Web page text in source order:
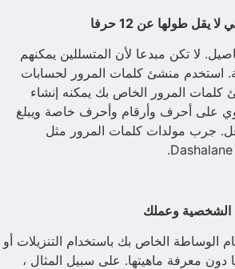
لا تكن مبدعا لأن المتسللين يمكنهم
استخدم منشئ كلمات المرور لحسابات
المرور الخاص بك يمكنه إنشاء
على أحرف وأرقام وأحرف خاصة ويبلغ
الأقل. جرب مولدات كلمات المرور مثل
الوساطة الخاص بك باستخدام التنزيلات أو
دون معرفة ماهيتها. على سبيل المثال ،